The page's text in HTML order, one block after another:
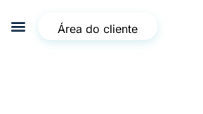
Área do cliente